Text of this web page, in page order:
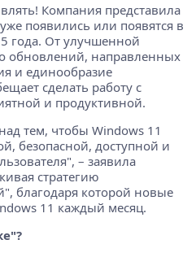
Компания представила
появились или появятся в
года. От улучшенной
обновлений, направленных
и единообразие
сделать работу с
и продуктивной.
тем, чтобы Windows 11
безопасной, доступной и
– заявила
стратегию
благодаря которой новые
11 каждый месяц.